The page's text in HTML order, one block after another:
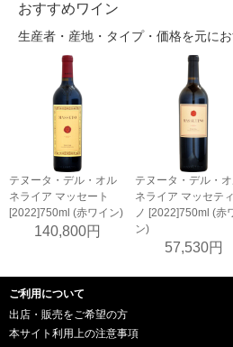
おすすめワイン
生産者・産地・タイプ・価格を元に
テヌータ・デル・オル
ネライア マッセート
[2022]750ml (赤ワイン)
140,800円
テヌータ・デル・
ネライア マッセテ
ノ [2022]750ml (赤
ン)
57,530円
ご利用について
出店・販売をご希望の方
本サイト利用上の注意事項